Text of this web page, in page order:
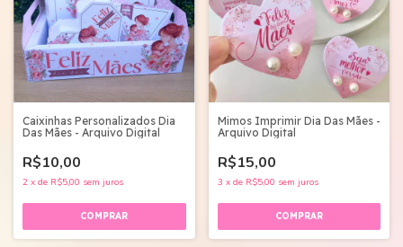
Caixinhas Personalizados Dia
Das Mães - Arquivo Digital
R$10,00
2 x de R$5,00 sem juros
Mimos Imprimir Dia Das Mães -
Arquivo Digital
R$15,00
3 x de R$5,00 sem juros